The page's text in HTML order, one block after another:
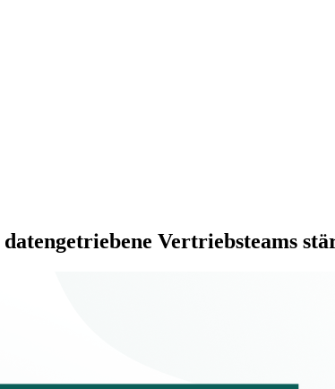
Vertriebsteams